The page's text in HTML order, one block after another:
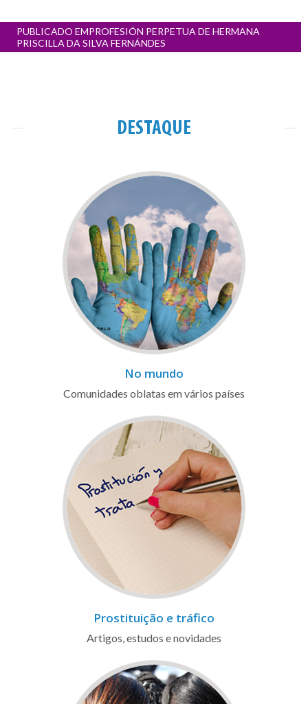
Navegação
artigos
PUBLICADO EMPROFESIÓN PERPETUA DE HERMANA
PRISCILLA DA SILVA FERNÁNDES
DESTAQUE
No mundo
Comunidades oblatas em vários países
Prostituição e tráfico
Artigos, estudos e novidades